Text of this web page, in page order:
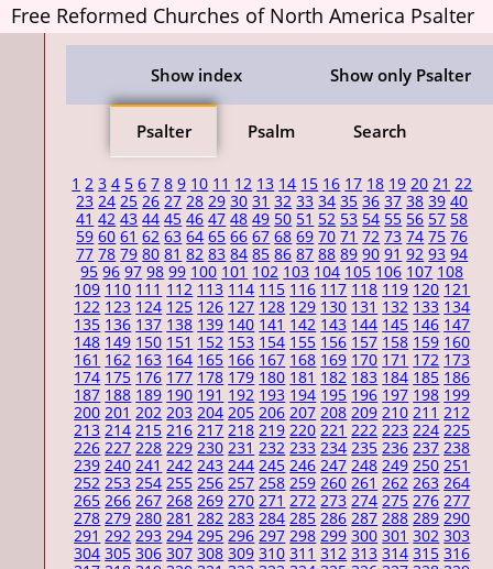
Free Reformed Churches of North America Psalter
Show index Show only Psalter
Psalter Psalm Search
1 2 3 4 5 6 7 8 9 10 11 12 13 14 15 16 17 18 19 20 21 22
23 24 25 26 27 28 29 30 31 32 33 34 35 36 37 38 39 40
41 42 43 44 45 46 47 48 49 50 51 52 53 54 55 56 57 58
59 60 61 62 63 64 65 66 67 68 69 70 71 72 73 74 75 76
77 78 79 80 81 82 83 84 85 86 87 88 89 90 91 92 93 94
95 96 97 98 99 100 101 102 103 104 105 106 107 108
109 110 111 112 113 114 115 116 117 118 119 120 121
122 123 124 125 126 127 128 129 130 131 132 133 134
135 136 137 138 139 140 141 142 143 144 145 146 147
148 149 150 151 152 153 154 155 156 157 158 159 160
161 162 163 164 165 166 167 168 169 170 171 172 173
174 175 176 177 178 179 180 181 182 183 184 185 186
187 188 189 190 191 192 193 194 195 196 197 198 199
200 201 202 203 204 205 206 207 208 209 210 211 212
213 214 215 216 217 218 219 220 221 222 223 224 225
226 227 228 229 230 231 232 233 234 235 236 237 238
239 240 241 242 243 244 245 246 247 248 249 250 251
252 253 254 255 256 257 258 259 260 261 262 263 264
265 266 267 268 269 270 271 272 273 274 275 276 277
278 279 280 281 282 283 284 285 286 287 288 289 290
291 292 293 294 295 296 297 298 299 300 301 302 303
304 305 306 307 308 309 310 311 312 313 314 315 316